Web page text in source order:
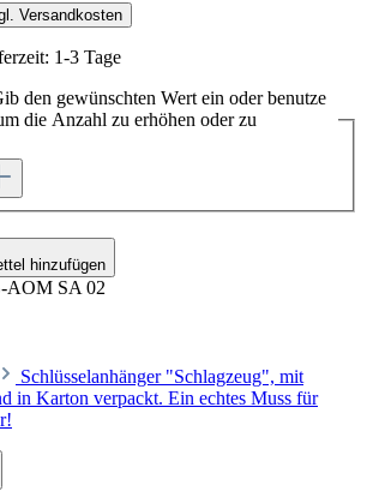
Versandkosten
1-3 Tage
den gewünschten Wert ein oder benutze
die Anzahl zu erhöhen oder zu
hinzufügen
AOM SA 02
Schlüsselanhänger "Schlagzeug", mit
in Karton verpackt. Ein echtes Muss für